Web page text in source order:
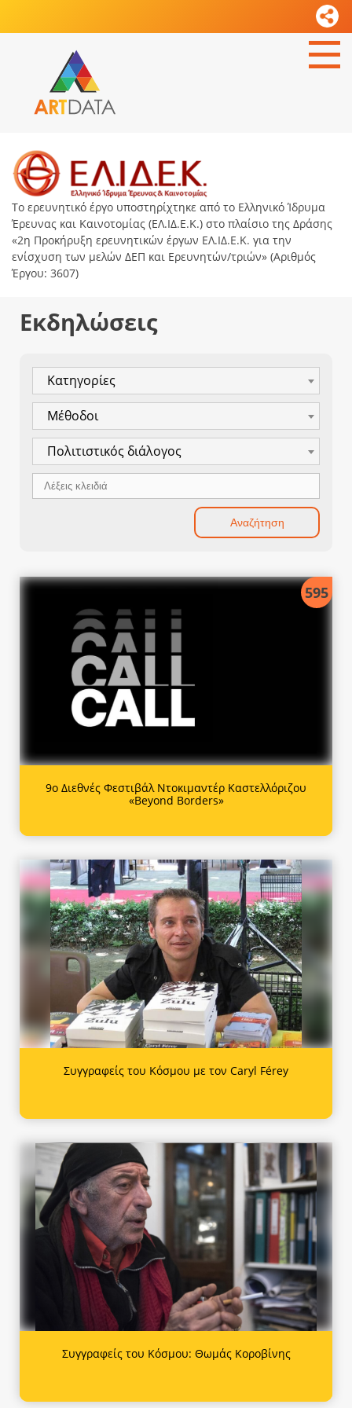
Το ερευνητικό έργο υποστηρίχτηκε από το Ελληνικό Ίδρυμα
Έρευνας και Καινοτομίας (ΕΛ.ΙΔ.Ε.Κ.) στο πλαίσιο της Δράσης
«2η Προκήρυξη ερευνητικών έργων ΕΛ.ΙΔ.Ε.Κ. για την
ενίσχυση των μελών ΔΕΠ και Ερευνητών/τριών» (Αριθμός
Έργου: 3607)
Εκδηλώσεις
Κατηγορίες
Μέθοδοι
Πολιτιστικός διάλογος
595
9ο Διεθνές Φεστιβάλ Ντοκιμαντέρ Καστελλόριζου
«Beyond Borders»
Συγγραφείς του Κόσμου με τον Caryl Férey
Συγγραφείς του Κόσμου: Θωμάς Κοροβίνης